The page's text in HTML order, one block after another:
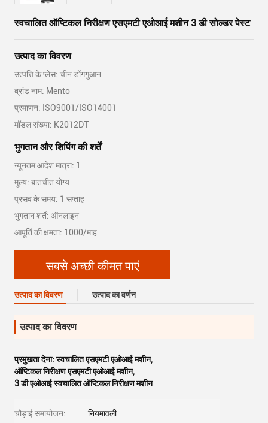
स्वचालित ऑप्टिकल निरीक्षण एसएमटी एओआई मशीन 3 डी सोल्डर पेस्ट
उत्पाद का विवरण
उत्पत्ति के प्लेस: चीन डोंगगुआन
ब्रांड नाम: Mento
प्रमाणन: ISO9001/ISO14001
मॉडल संख्या: K2012DT
भुगतान और शिपिंग की शर्तें
न्यूनतम आदेश मात्रा: 1
मूल्य: बातचीत योग्य
प्रसव के समय: 1 सप्ताह
भुगतान शर्तें: ऑनलाइन
आपूर्ति की क्षमता: 1000/माह
सबसे अच्छी कीमत पाएं
उत्पाद का विवरण उत्पाद का वर्णन
उत्पाद का विवरण
प्रमुखता देना:स्वचालित एसएमटी एओआई मशीन,
ऑप्टिकल निरीक्षण एसएमटी एओआई मशीन,
3 डी एओआई स्वचालित ऑप्टिकल निरीक्षण मशीन
चौड़ाई समायोजन: नियमावली